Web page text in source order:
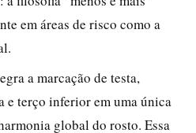
em áreas de risco como a
a marcação de testa,
e terço inferior em uma única
global do rosto. Essa